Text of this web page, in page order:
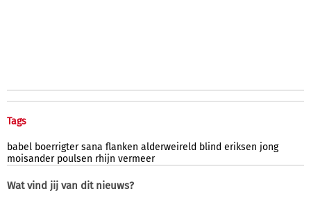
Tags
babel boerrigter sana flanken alderweireld blind eriksen jong
moisander poulsen rhijn vermeer
Wat vind jij van dit nieuws?